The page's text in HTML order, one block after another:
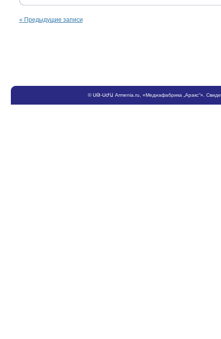
« Предыдущие записи
©ՍԹ-ՍԺԱ Armenia.ru , «Медиафабрика „Аракс“».